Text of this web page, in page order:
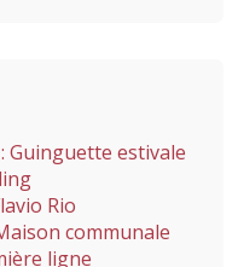
Guinguette estivale
Rio
communale
ligne